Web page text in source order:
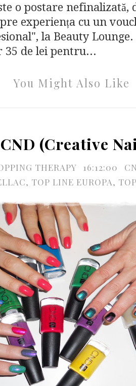
o postare nefinalizată,
experiența cu un
la Beauty
35 de lei pentru...
You Might Also Like
(Creative
THERAPY 16:12:00
, TOP LINE EUROPA,